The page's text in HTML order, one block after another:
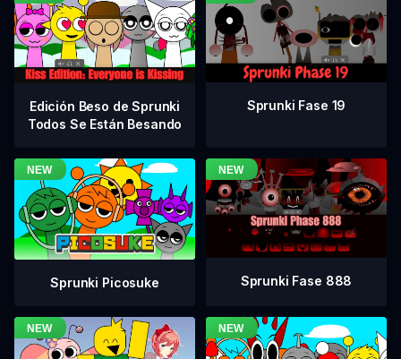
Edición Beso de Sprunki
Todos Se Están Besando
Sprunki Fase 19
Sprunki Picosuke Sprunki Fase 888